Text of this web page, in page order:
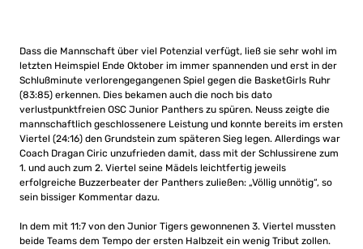
Dass die Mannschaft über viel Potenzial verfügt, ließ sie sehr wohl im
letzten Heimspiel Ende Oktober im immer spannenden und erst in der
Schlußminute verlorengegangenen Spiel gegen die BasketGirls Ruhr
(83:85) erkennen. Dies bekamen auch die noch bis dato
verlustpunktfreien OSC Junior Panthers zu spüren. Neuss zeigte die
mannschaftlich geschlossenere Leistung und konnte bereits im ersten
Viertel (24:16) den Grundstein zum späteren Sieg legen. Allerdings war
Coach Dragan Ciric unzufrieden damit, dass mit der Schlussirene zum
1. und auch zum 2. Viertel seine Mädels leichtfertig jeweils
erfolgreiche Buzzerbeater der Panthers zuließen: „Völlig unnötig“, so
sein bissiger Kommentar dazu.
In dem mit 11:7 von den Junior Tigers gewonnenen 3. Viertel mussten
beide Teams dem Tempo der ersten Halbzeit ein wenig Tribut zollen.